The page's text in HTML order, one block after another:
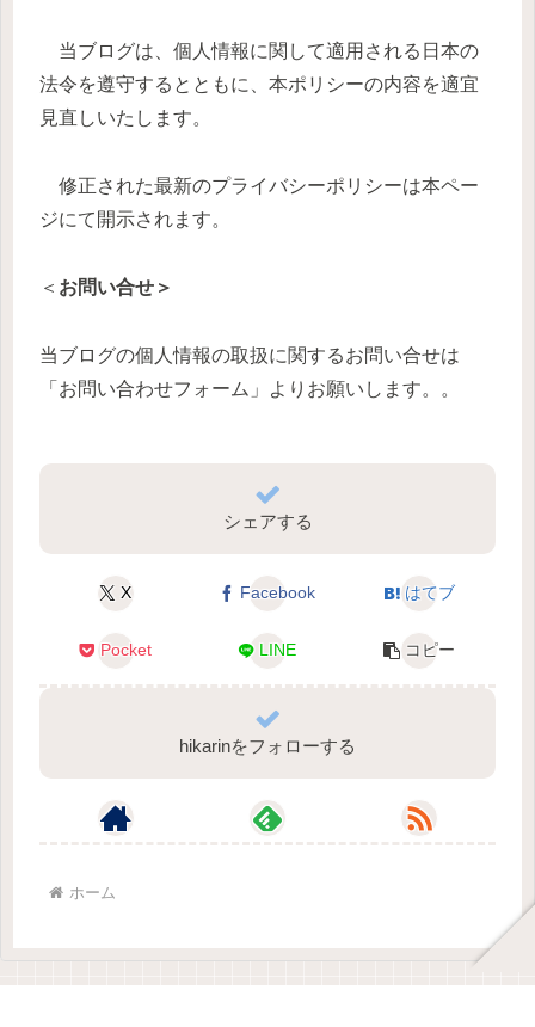
当ブログは、個人情報に関して適用される日本の
法令を遵守するとともに、本ポリシーの内容を適宜
見直しいたします。
修正された最新のプライバシーポリシーは本ペー
ジにて開示されます。
＜ お問い合せ＞
当ブログの個人情報の取扱に関するお問い合せは
「お問い合わせフォーム」よりお願いします。。
シェアする
X Facebook はてブ
Pocket LINE コピー
hikarinをフォローする
ホーム